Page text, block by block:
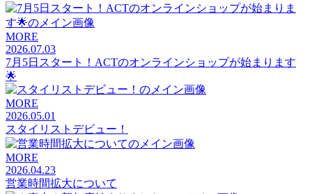
MORE
2026.07.03
7月5日スタート！ACTのオンラインショップが始まります
🌟
MORE
2026.05.01
スタイリストデビュー！
MORE
2026.04.23
営業時間拡大について